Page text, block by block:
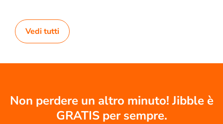
Vedi tutti
Non perdere un altro minuto! Jibble è
GRATIS per sempre.